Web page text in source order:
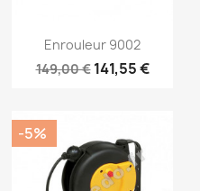
Aperçu rapide
Enrouleur 9002
149,00 € 141,55 €
-5%